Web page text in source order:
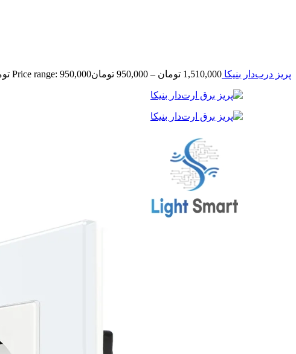
پریز درب‌دار بنیکا 1,510,000 تومان –
950,000 تومانPrice range: 950,000 تومان through 1,510,000 تومان